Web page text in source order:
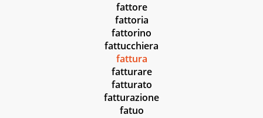
fattore
fattoria
fattorino
fattucchiera
fattura
fatturare
fatturato
fatturazione
fatuo